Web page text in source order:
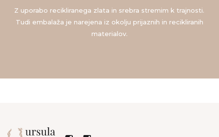
Z uporabo recikliranega zlata in srebra stremim k trajnosti.
Tudi embalaža je narejena iz okolju prijaznih in recikliranih
materialov.